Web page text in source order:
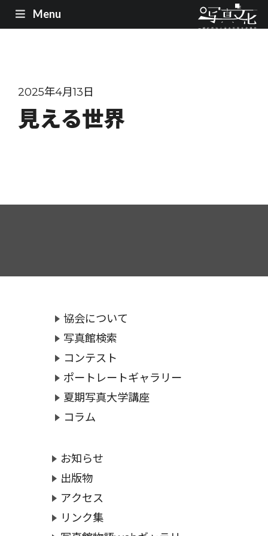
Menu
2025年4月13日
見える世界
協会について
写真館検索
コンテスト
ポートレートギャラリー
夏期写真大学講座
コラム
お知らせ
出版物
アクセス
リンク集